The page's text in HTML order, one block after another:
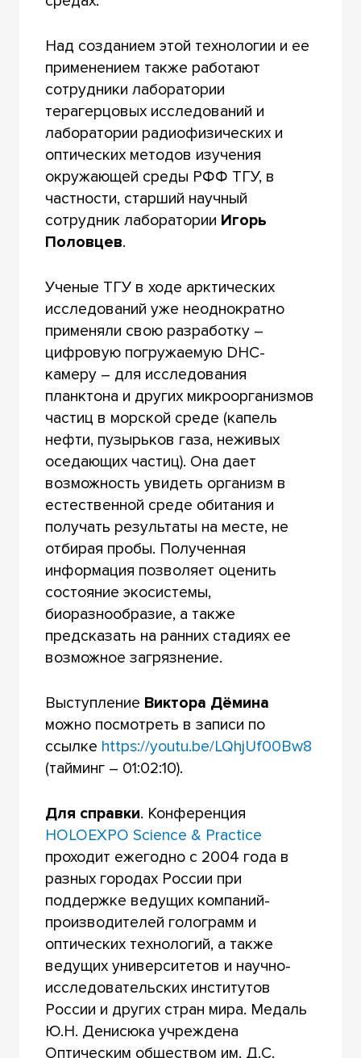
Над созданием этой технологии и ее
применением также работают
сотрудники лаборатории
терагерцовых исследований и
лаборатории радиофизических и
оптических методов изучения
окружающей среды РФФ ТГУ, в
частности, старший научный
сотрудник лаборатории Игорь
Половцев.
Ученые ТГУ в ходе арктических
исследований уже неоднократно
применяли свою разработку –
цифровую погружаемую DHC-
камеру – для исследования
планктона и других микроорганизмов
частиц в морской среде (капель
нефти, пузырьков газа, неживых
оседающих частиц). Она дает
возможность увидеть организм в
естественной среде обитания и
получать результаты на месте, не
отбирая пробы. Полученная
информация позволяет оценить
состояние экосистемы,
биоразнообразие, а также
предсказать на ранних стадиях ее
возможное загрязнение.
Выступление Виктора Дёмина
можно посмотреть в записи по
ссылке https://youtu.be/LQhjUf00Bw8
(тайминг – 01:02:10).
Для справки. Конференция
HOLOEXPO Science & Practice
проходит ежегодно с 2004 года в
разных городах России при
поддержке ведущих компаний-
производителей голограмм и
оптических технологий, а также
ведущих университетов и научно-
исследовательских институтов
России и других стран мира. Медаль
Ю.Н. Денисюка учреждена
Оптическим обществом им. Д.С.